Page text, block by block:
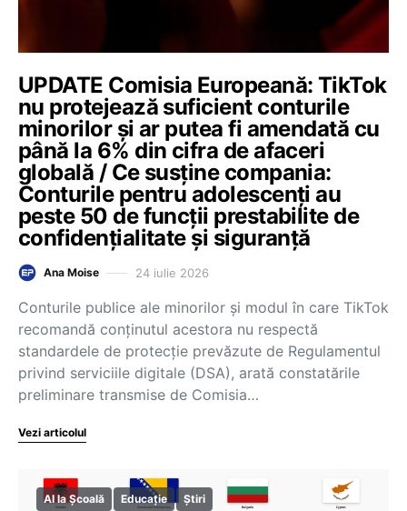
UPDATE Comisia Europeană: TikTok
nu protejează suficient conturile
minorilor și ar putea fi amendată cu
până la 6% din cifra de afaceri
globală / Ce susține compania:
Conturile pentru adolescenți au
peste 50 de funcții prestabilite de
confidențialitate și siguranță
Ana Moise 24 iulie 2026
Conturile publice ale minorilor și modul în care TikTok
recomandă conținutul acestora nu respectă
standardele de protecție prevăzute de Regulamentul
privind serviciile digitale (DSA), arată constatările
preliminare transmise de Comisia…
Vezi articolul
AI la Școală Educație Știri